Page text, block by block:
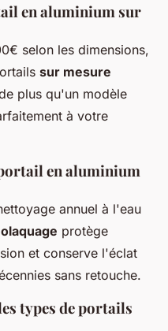
en aluminium sur
selon les dimensions,
sur mesure
plus qu'un modèle
à votre
en aluminium
annuel à l'eau
protège
et conserve l'éclat
sans retouche.
types de portails